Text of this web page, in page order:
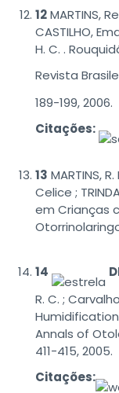
12MARTINS,
CASTILHO,
H. C. .
Revista
189-199, 2006.
Citações:
13 MARTINS, R.
Celice ;
em Crianças
14
R. C. ;
Annals of
411-415, 2005.
Citações: